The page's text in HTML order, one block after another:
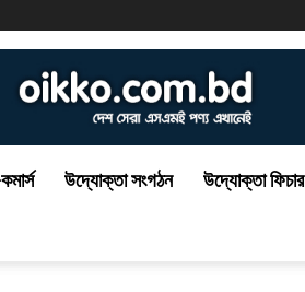
উদ্যোক্তা সংগঠন উদ্যোক্তা ফিচার